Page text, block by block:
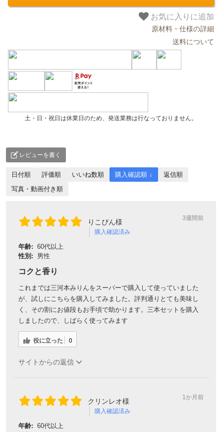
お気に入りに追加
原材料・仕様の詳細
送料について
土・日・祝日は休業日のため、発送業務は行なっておりません。
レビューを書く
日付順 評価順 いいね数順 購入確認順 ↓
返信順
写真・動画付き順
りこぴん様
購入確認済み
3週間前
年齢: 60代以上
性別:
男性
コクと香り
これまでは三河本みりんをスーパーで購入して使っていました
が、試しにこちらを購入してみました。評判通りとても美味し
く、その割にお値段もお手頃で助かります。三本セットを購入
しましたので、しばらく使ってみます
役に立った 0
サイトからの返信
クリンレオ様
購入確認済み
1か月前
年齢: 60代以上